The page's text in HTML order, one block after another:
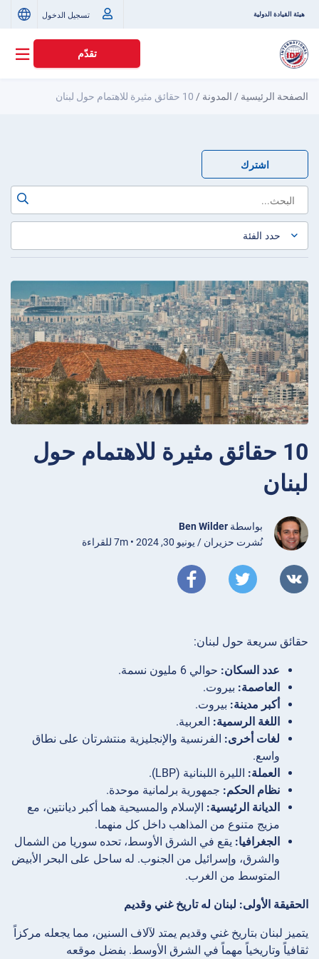
هيئة القيادة الدولية تسجيل الدخول
تقدّم
الصفحة الرئيسية / المدونة / 10 حقائق مثيرة للاهتمام حول لبنان
اشترك
10 حقائق مثيرة للاهتمام حول
لبنان
بواسطة Ben Wilder
نُشرت حزيران / يونيو 30, 2024 • 7m للقراءة
حقائق سريعة حول لبنان:
عدد السكان: حوالي 6 مليون نسمة.
العاصمة: بيروت.
أكبر مدينة: بيروت.
اللغة الرسمية: العربية.
لغات أخرى: الفرنسية والإنجليزية منتشرتان على نطاق
واسع.
العملة: الليرة اللبنانية (LBP).
نظام الحكم: جمهورية برلمانية موحدة.
الديانة الرئيسية: الإسلام والمسيحية هما أكبر ديانتين، مع
مزيج متنوع من المذاهب داخل كل منهما.
الجغرافيا: يقع في الشرق الأوسط، تحده سوريا من الشمال
والشرق، وإسرائيل من الجنوب. له ساحل على البحر الأبيض
المتوسط من الغرب.
الحقيقة الأولى: لبنان له تاريخ غني وقديم
يتميز لبنان بتاريخ غني وقديم يمتد لآلاف السنين، مما يجعله مركزاً
ثقافياً وتاريخياً مهماً في الشرق الأوسط. بفضل موقعه